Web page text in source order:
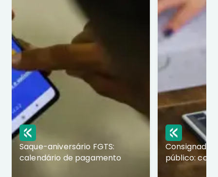
Saque-aniversário FGTS:
calendário de pagamento
Consignado
público: